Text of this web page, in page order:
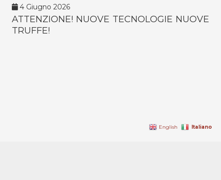
4 Giugno 2026
ATTENZIONE! NUOVE TECNOLOGIE NUOVE
TRUFFE!
English Italiano